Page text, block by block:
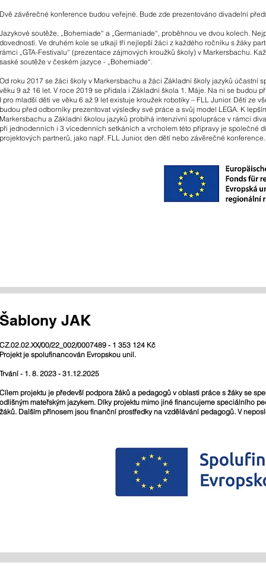
Dvě závěrečné konference budou veřejné. Bude zde prezentováno divadelní
Jazykové soutěže, „Bohemiade“ a „Germaniade“, proběhnou ve dvou kolech.
dovedností. Ve druhém kole se utkají tři nejlepší žáci z každého ročníku s žáky
rámci „GTA-Festivalu“ (prezentace zájmových kroužků školy) v Markersbachu.
saské soutěže v českém jazyce - „Bohemiade“.
Od roku 2017 se žáci školy v Markersbachu a žáci Základní školy jazyků účastní
věku 9 až 16 let. V roce 2019 se přidala i Základní škola 1. Máje. Na ni se budou
I pro mladší děti ve věku 6 až 9 let existuje kroužek robotiky – FLL Junior. Děti
budou před odborníky prezentovat výsledky své práce a svůj model LEGA. K
Markersbachu a Základní školou jazyků probíhá intenzivní spolupráce v rámci
při jednodenních i 3 vícedenních setkáních a vrcholem této přípravy je společné
projektových partnerů, jako např. FLL Junior, den dětí nebo závěrečné konference.
Šablony JAK
CZ.02.02.XX/00/22_002/0007489 - 1 353 124 Kč
Projekt je spolufinancován Evropskou unií.
Trvání - 1. 8. 2023 - 31.12.2025
Cílem projektu je předevší podpora žáků a pedagogů v oblasti práce s žáky se
odlišným mateřským jazykem. Díky projektu mimo jiné financujeme speciálního
žáků. Dalším přínosem jsou finanční prostředky na vzdělávání pedagogů. V